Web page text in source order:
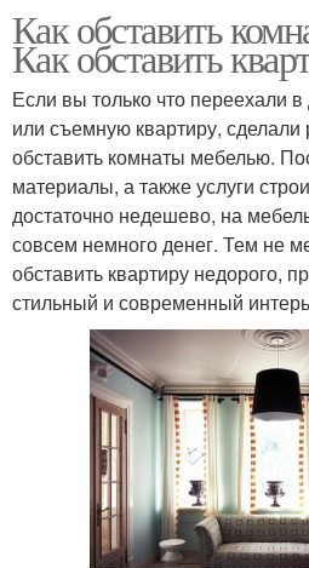
Как обставить
Как обставить
Если вы только что переехали
или съемную квартиру,
обставить комнаты мебелью.
материалы, а также услуги
достаточно недешево, на
совсем немного денег. Тем не
обставить квартиру недорого,
стильный и современный